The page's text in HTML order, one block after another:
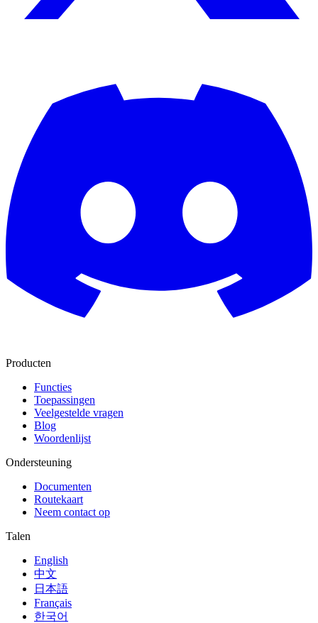
Producten
Functies
Toepassingen
Veelgestelde vragen
Blog
Woordenlijst
Ondersteuning
Documenten
Routekaart
Neem contact op
Talen
English
中文
日本語
Français
한국어